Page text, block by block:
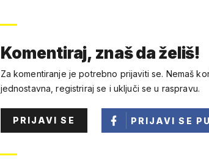
Komentiraj, znaš da želiš!
Za komentiranje je potrebno prijaviti se. Nemaš
jednostavna, registriraj se i uključi se u raspravu.
PRIJAVI SE PRIJAVI SE